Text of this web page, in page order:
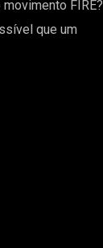
FIRE?
que um